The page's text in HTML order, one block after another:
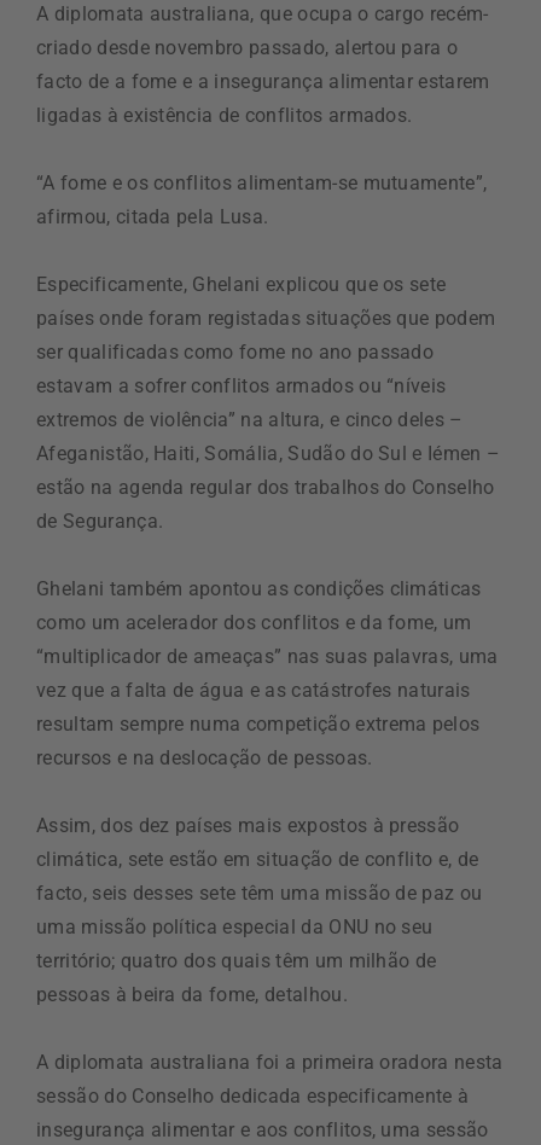
A diplomata australiana, que ocupa o cargo recém-
criado desde novembro passado, alertou para o
facto de a fome e a insegurança alimentar estarem
ligadas à existência de conflitos armados.
“A fome e os conflitos alimentam-se mutuamente”,
afirmou, citada pela Lusa.
Especificamente, Ghelani explicou que os sete
países onde foram registadas situações que podem
ser qualificadas como fome no ano passado
estavam a sofrer conflitos armados ou “níveis
extremos de violência” na altura, e cinco deles –
Afeganistão, Haiti, Somália, Sudão do Sul e Iémen –
estão na agenda regular dos trabalhos do Conselho
de Segurança.
Ghelani também apontou as condições climáticas
como um acelerador dos conflitos e da fome, um
“multiplicador de ameaças” nas suas palavras, uma
vez que a falta de água e as catástrofes naturais
resultam sempre numa competição extrema pelos
recursos e na deslocação de pessoas.
Assim, dos dez países mais expostos à pressão
climática, sete estão em situação de conflito e, de
facto, seis desses sete têm uma missão de paz ou
uma missão política especial da ONU no seu
território; quatro dos quais têm um milhão de
pessoas à beira da fome, detalhou.
A diplomata australiana foi a primeira oradora nesta
sessão do Conselho dedicada especificamente à
insegurança alimentar e aos conflitos, uma sessão